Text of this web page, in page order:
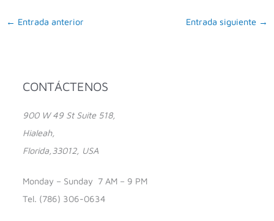
← Entrada anterior Entrada siguiente →
CONTÁCTENOS
900 W 49 St Suite 518,
Hialeah,
Florida,33012, USA
Monday – Sunday 7 AM – 9 PM
Tel. (786) 306-0634